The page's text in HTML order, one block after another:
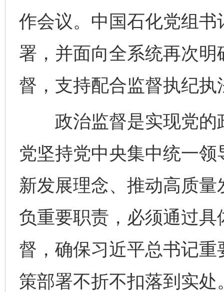
作会议。中国石化党组
署，并面向全系统再次
督，支持配合监督执纪执
政治监督是实现党的
党坚持党中央集中统一
新发展理念、推动高质
负重要职责，必须通过
督，确保习近平总书记
策部署不折不扣落到实处